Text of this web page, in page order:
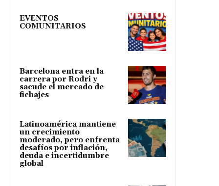
EVENTOS
COMUNITARIOS
Barcelona entra en la
carrera por Rodri y
sacude el mercado de
fichajes
Latinoamérica mantiene
un crecimiento
moderado, pero enfrenta
desafíos por inflación,
deuda e incertidumbre
global